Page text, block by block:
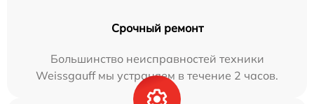
Срочный ремонт
Большинство неисправностей техники
Weissgauff мы устраняем в течение 2 часов.